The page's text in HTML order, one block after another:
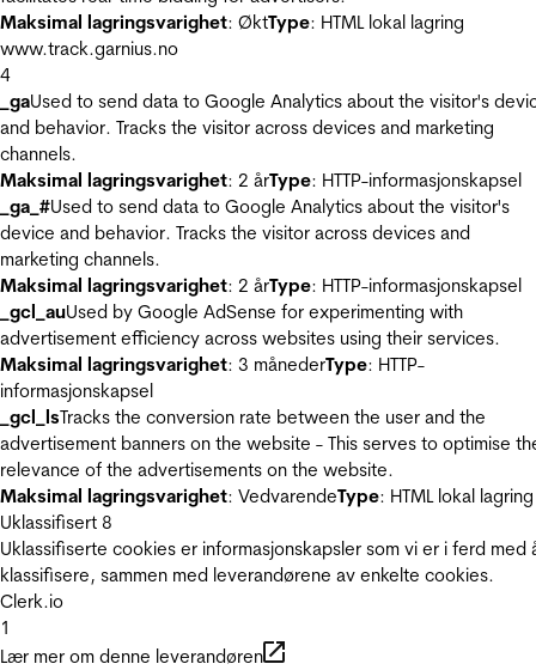
Maksimal lagringsvarighet: ØktType: HTML lokal lagring
www.track.garnius.no
4
_gaUsed to send data to Google Analytics about the visitor's
and behavior. Tracks the visitor across devices and marketing
channels.
Maksimal lagringsvarighet: 2 årType: HTTP-informasjonskapsel
_ga_#Used to send data to Google Analytics about the visitor's
device and behavior. Tracks the visitor across devices and
marketing channels.
Maksimal lagringsvarighet: 2 årType: HTTP-informasjonskapsel
_gcl_auUsed by Google AdSense for experimenting with
advertisement efficiency across websites using their services.
Maksimal lagringsvarighet: 3 månederType: HTTP-
informasjonskapsel
_gcl_lsTracks the conversion rate between the user and the
advertisement banners on the website - This serves to optimise
relevance of the advertisements on the website.
Maksimal lagringsvarighet: VedvarendeType: HTML lokal lagring
Uklassifisert 8
Uklassifiserte cookies er informasjonskapsler som vi er i ferd med
klassifisere, sammen med leverandørene av enkelte cookies.
Clerk.io
1
Lær mer om denne leverandøren